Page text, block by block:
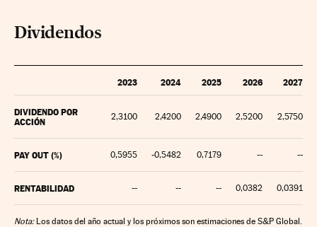
Dividendos
2023 2024 2025 2026 2027
DIVIDENDO POR
ACCIÓN
2,3100 2,4200 2,4900 2,5200 2,5750
PAY OUT (%) 0,5955 -0,5482 0,7179 -- --
RENTABILIDAD -- -- -- 0,0382 0,0391
Nota:Los datos del año actual y los próximos son estimaciones de S&P Global.